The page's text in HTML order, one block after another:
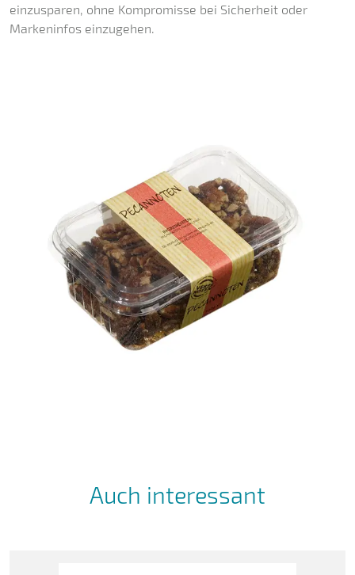
einzusparen, ohne Kompromisse bei Sicherheit oder
Markeninfos einzugehen.
Auch interessant